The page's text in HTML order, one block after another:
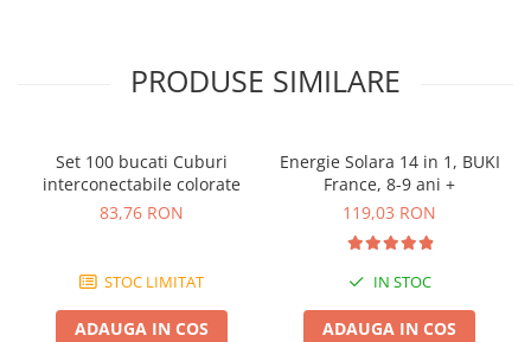
Instrucțiuni incluse
Dimensiuni: 26.4 x 10.4 x 30.5 cm
mici care pot prezenta pericol de sufocare. Ambalajele trebuie
îndepărtate înainte de utilizare, iar supravegherea unui adult este
necesară pe durata jocului.
PRODUSE SIMILARE
Set 100 bucati Cuburi
interconectabile colorate
83,76 RON
STOC LIMITAT
ADAUGA IN COS
Energie Solara 14 in 1, BUKI
France, 8-9 ani +
119,03 RON
IN STOC
ADAUGA IN COS